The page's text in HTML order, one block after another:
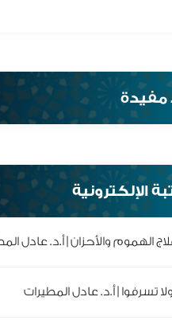
مفيدة
الإلكترونية
الهموم والأحزان | أ.د. عادل
تسرفوا | أ.د. عادل المطيرات